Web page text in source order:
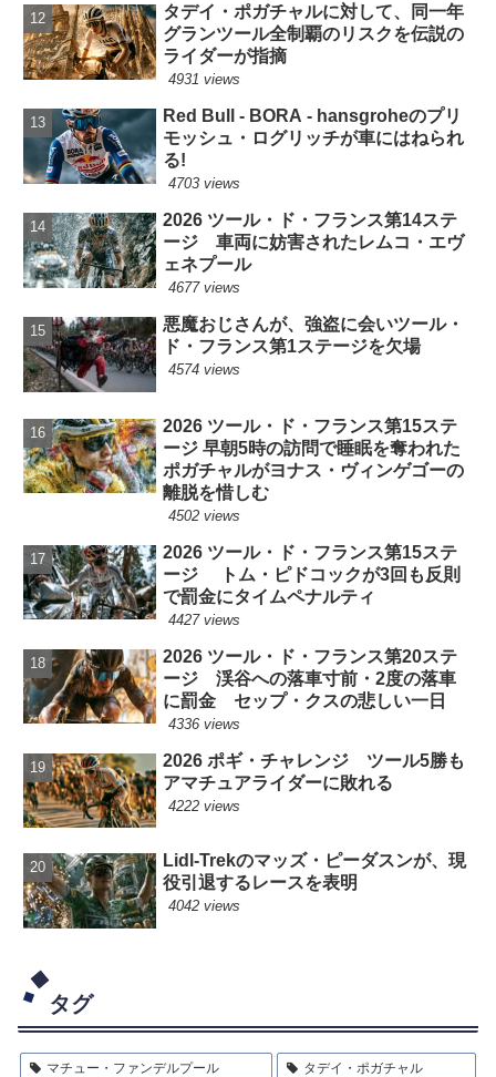
タデイ・ポガチャルに対して、同一年
グランツール全制覇のリスクを伝説の
ライダーが指摘
4931 views
Red Bull - BORA - hansgroheのプリ
モッシュ・ログリッチが車にはねられ
る!
4703 views
2026 ツール・ド・フランス第14ステ
ージ 車両に妨害されたレムコ・エヴ
ェネプール
4677 views
悪魔おじさんが、強盗に会いツール・
ド・フランス第1ステージを欠場
4574 views
2026 ツール・ド・フランス第15ステ
ージ 早朝5時の訪問で睡眠を奪われた
ポガチャルがヨナス・ヴィンゲゴーの
離脱を惜しむ
4502 views
2026 ツール・ド・フランス第15ステ
ージ トム・ピドコックが3回も反則
で罰金にタイムペナルティ
4427 views
2026 ツール・ド・フランス第20ステ
ージ 渓谷への落車寸前・2度の落車
に罰金 セップ・クスの悲しい一日
4336 views
2026 ポギ・チャレンジ ツール5勝も
アマチュアライダーに敗れる
4222 views
Lidl-Trekのマッズ・ピーダスンが、現
役引退するレースを表明
4042 views
タグ
マチュー・ファンデルプール タデイ・ポガチャル